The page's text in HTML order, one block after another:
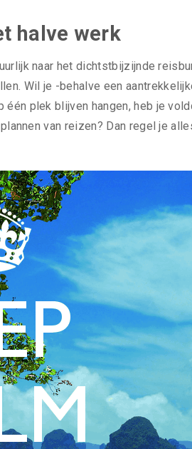
halve werk
naar het dichtstbijzijnde
Wil je -behalve een
plek blijven hangen, heb je
van reizen? Dan regel je